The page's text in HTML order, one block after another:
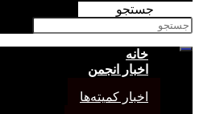
جستجو
خانه
اخبار انجمن
اخبار کمیته‌ها